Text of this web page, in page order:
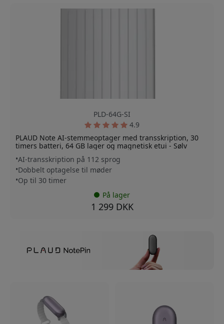
PLD-64G-SI
4.9
PLAUD Note AI-stemmeoptager med transskription, 30
timers batteri, 64 GB lager og magnetisk etui - Sølv
AI-transskription på 112 sprog
Dobbelt optagelse til møder
Op til 30 timer
På lager
1 299 DKK